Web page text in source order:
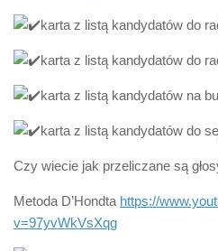
karta z listą kandydatów do
karta z listą kandydatów do
karta z listą kandydatów na
karta z listą kandydatów do
Czy wiecie jak przeliczane są
Metoda D’Hondta https://
v=97yvWkVsXqg